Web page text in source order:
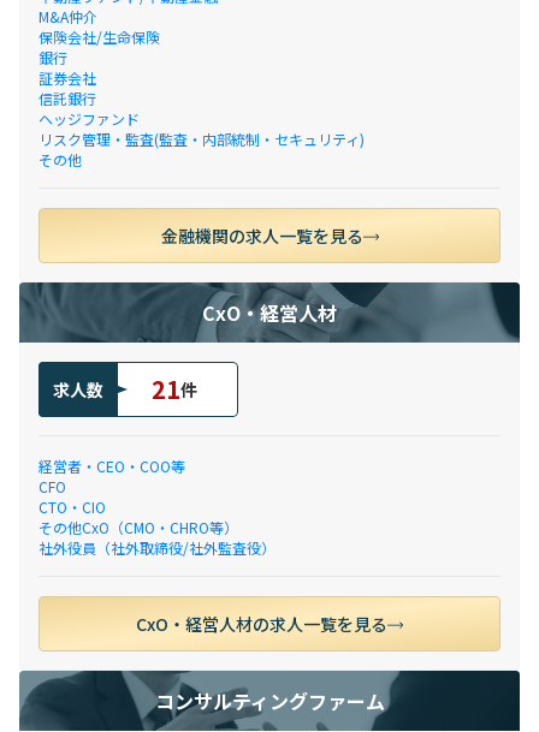
M&A仲介
保険会社/生命保険
銀行
証券会社
信託銀行
ヘッジファンド
リスク管理・監査(監査・内部統制・セキュリティ)
その他
金融機関の求人一覧を見る
CxO・経営人材
求人数 21件
経営者・CEO・COO等
CFO
CTO・CIO
その他CxO（CMO・CHRO等）
社外役員（社外取締役/社外監査役）
CxO・経営人材の求人一覧を見る
コンサルティングファーム